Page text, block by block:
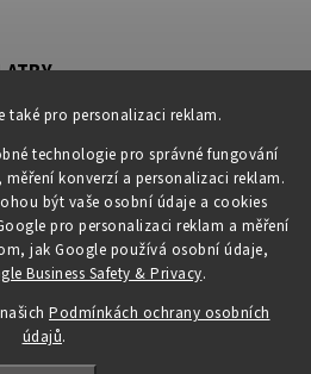
také pro personalizaci reklam.
technologie pro správné fungování
konverzí a personalizaci reklam.
být vaše osobní údaje a cookies
pro personalizaci reklam a měření
jak Google používá osobní údaje,
Business Safety & Privacy.
Podmínkách ochrany osobních
údajů.
využijte email